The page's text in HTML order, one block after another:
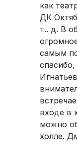
как
ДК
т.. д. В
самым
входе в
можно
холле.